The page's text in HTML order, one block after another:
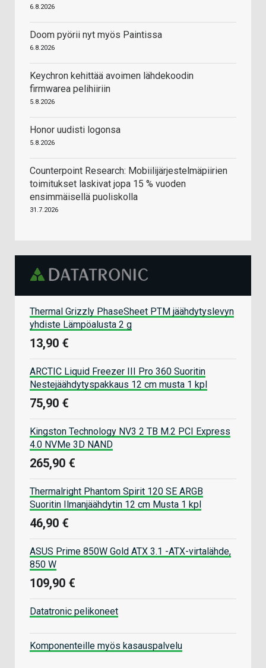
6.8.2026
Doom pyörii nyt myös Paintissa
6.8.2026
Keychron kehittää avoimen lähdekoodin
firmwarea pelihiiriin
5.8.2026
Honor uudisti logonsa
5.8.2026
Counterpoint Research: Mobiilijärjestelmäpiirien
toimitukset laskivat jopa 15 % vuoden
ensimmäisellä puoliskolla
31.7.2026
Thermal Grizzly PhaseSheet PTM jäähdytyslevyn
yhdiste Lämpöalusta 2 g
13,90 €
ARCTIC Liquid Freezer III Pro 360 Suoritin
Nestejäähdytyspakkaus 12 cm musta 1 kpl
75,90 €
Kingston Technology NV3 2 TB M.2 PCI Express
4.0 NVMe 3D NAND
265,90 €
Thermalright Phantom Spirit 120 SE ARGB
Suoritin Ilmanjäähdytin 12 cm Musta 1 kpl
46,90 €
ASUS Prime 850W Gold ATX 3.1 -ATX-virtalähde,
850 W
109,90 €
Datatronic pelikoneet
Komponenteille myös kasauspalvelu